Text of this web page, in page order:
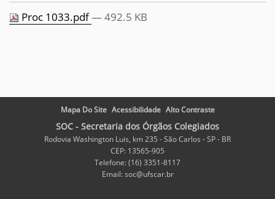
Proc 1033.pdf— 492.5 KB
Mapa Do Site Acessibilidade Alto Contraste
SOC - Secretaria dos Órgãos Colegiados
Rodovia Washington Luis, km 235 - São Carlos - SP - BR
CEP: 13565-905
Telefone: (16) 3351-8117
Email: soc@ufscar.br